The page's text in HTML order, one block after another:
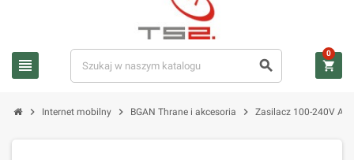
view_headline search shopping_cart
0
chevron_right Internet mobilny chevron_right BGAN Thrane i akcesoria chevron_right Zasilacz 100-240V